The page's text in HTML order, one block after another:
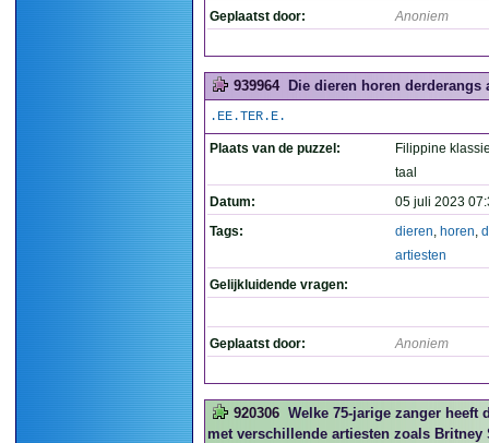
Geplaatst door: Anoniem
939964 Die dieren horen derderangs
.EE.TER.E.
Plaats van de puzzel:
Filippine
taal
Datum:
05 juli 2023
Tags:
dieren, horen,
artiesten
Gelijkluidende vragen:
Geplaatst door: Anoniem
920306 Welke 75-jarige zanger
met verschillende artiesten zoals Britney